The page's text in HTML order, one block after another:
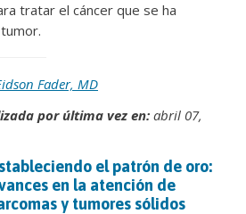
tratar el cáncer que se ha
Fader, MD
por última vez en: abril 07,
el patrón de oro:
en la atención de
y tumores sólidos